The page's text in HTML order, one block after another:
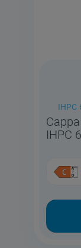
IHPC
IHPC